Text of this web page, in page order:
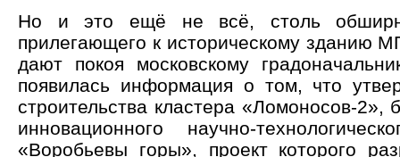
Но и это ещё не всё, столь
прилегающего к историческому зданию
дают покоя московскому
появилась информация о том, что
строительства кластера «Ломоносов-2»,
инновационного научно-
«Воробьевы горы», проект которого